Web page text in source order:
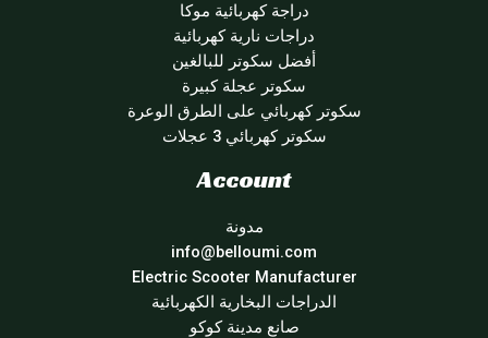
دراجة كهربائية موكا
دراجات نارية كهربائية
أفضل سكوتر للبالغين
سكوتر عجلة كبيرة
سكوتر كهربائي على الطرق الوعرة
سكوتر كهربائي 3 عجلات
Account
مدونة
info@belloumi.com
Electric Scooter Manufacturer
الدراجات البخارية الكهربائية
صانع مدينة كوكو